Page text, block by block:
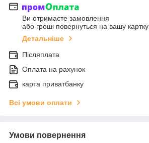
Ви отримаєте замовлення
або гроші повернуться на вашу картку
Детальніше
Післяплата
Оплата на рахунок
карта приватбанку
Всі умови оплати
Умови повернення